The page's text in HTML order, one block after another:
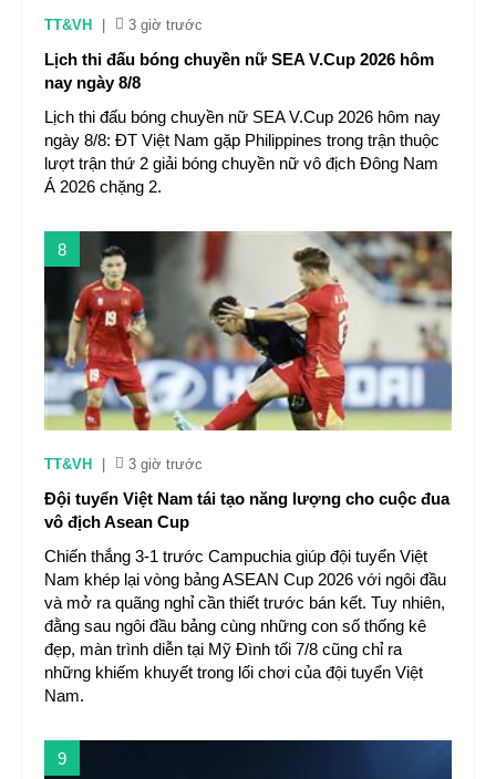
TT&VH 3 giờ trước
Lịch thi đấu bóng chuyền nữ SEA V.Cup 2026 hôm
nay ngày 8/8
Lịch thi đấu bóng chuyền nữ SEA V.Cup 2026 hôm nay
ngày 8/8: ĐT Việt Nam gặp Philippines trong trận thuộc
lượt trận thứ 2 giải bóng chuyền nữ vô địch Đông Nam
Á 2026 chặng 2.
8
TT&VH 3 giờ trước
Đội tuyển Việt Nam tái tạo năng lượng cho cuộc đua
vô địch Asean Cup
Chiến thắng 3-1 trước Campuchia giúp đội tuyển Việt
Nam khép lại vòng bảng ASEAN Cup 2026 với ngôi đầu
và mở ra quãng nghỉ cần thiết trước bán kết. Tuy nhiên,
đằng sau ngôi đầu bảng cùng những con số thống kê
đẹp, màn trình diễn tại Mỹ Đình tối 7/8 cũng chỉ ra
những khiếm khuyết trong lối chơi của đội tuyển Việt
Nam.
9